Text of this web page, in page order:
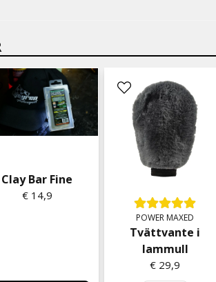
Clay Bar Fine
€ 14,9
POWER MAXED
Tvättvante i
lammull
€ 29,9